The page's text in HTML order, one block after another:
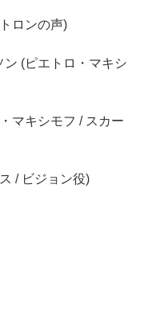
ロンの声)
(ピエトロ・マキシ
マキシモフ / スカー
/ ビジョン役)